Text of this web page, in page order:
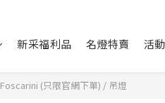
新采福利品 名燈特賣 活
Foscarini (只限官網下單) / 吊燈